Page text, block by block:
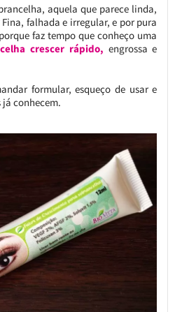
aquela que parece linda,
Fina, falhada e irregular, e por pura
faz tempo que conheço uma
crescer rápido, engrossa e
formular, esqueço de usar e
conhecem.